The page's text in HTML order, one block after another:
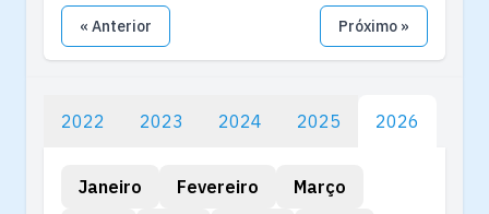
« Anterior Próximo »
2022 2023 2024 2025 2026
Janeiro Fevereiro
Março